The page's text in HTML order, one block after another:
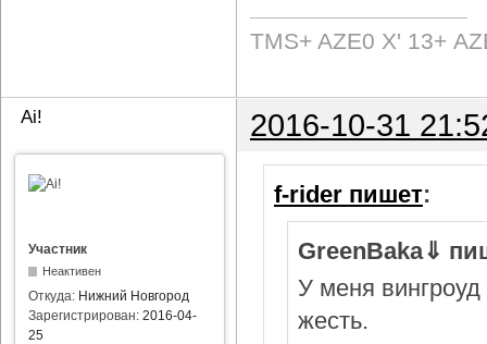
TMS+ AZE0 Х' 13+
Ai! 2016-10-31
Участник
Неактивен
Откуда: Нижний Новгород
Зарегистрирован: 2016-04-
25
f-rider пишет:
GreenBaka⇓
У меня вингроуд
жесть.